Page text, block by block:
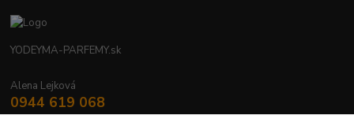
YODEYMA-PARFEMY.sk
Alena Lejková
0944 619 068
Nonstop